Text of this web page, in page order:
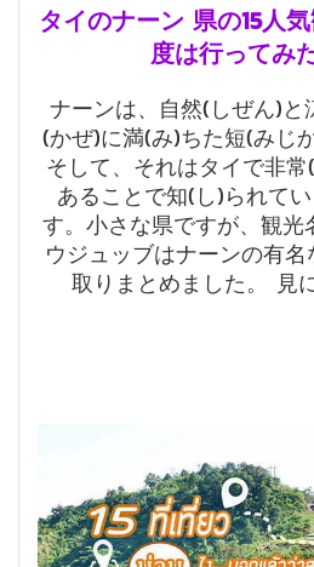
タイのナーン 県の15
度は行ってみ
ナーンは、自然(しぜん)
(かぜ)に満(み)ちた短(みじ
そして、それはタイで非
あることで知(し)られて
す。小さな県ですが、観光
ウジュッブはナーンの有名
取りまとめました。 見